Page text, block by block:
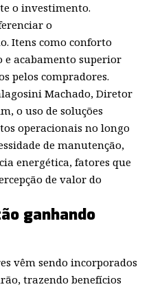
o investimento.
o
Itens como conforto
acabamento superior
pelos compradores.
Machado, Diretor
o uso de soluções
operacionais no longo
de manutenção,
energética, fatores que
de valor do
ganhando
vêm sendo incorporados
trazendo benefícios